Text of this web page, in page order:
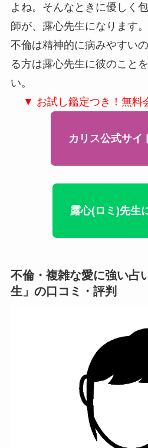
よね。そんなときに優しく
師が、露心先生になります。
不倫は精神的に病みやすい
る方は露心先生に彼のこと
い。
▼ お試し鑑定つき！無料
カリス公式サイ
露心(ロミ)先生
不倫・複雑な愛に強い占
生」の口コミ・評判